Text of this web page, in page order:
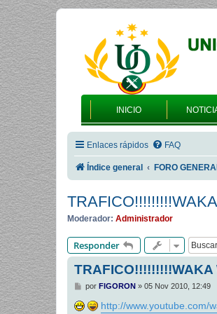
INICIO
Enlaces rápidos FAQ
Índice general FORO
Moderador: Administrador
Responder
TRAFICO!!!!!!!!!WAKA
M
n
por FIGORON» 05 Nov 2010, 12:49
http://www.youtube.com/